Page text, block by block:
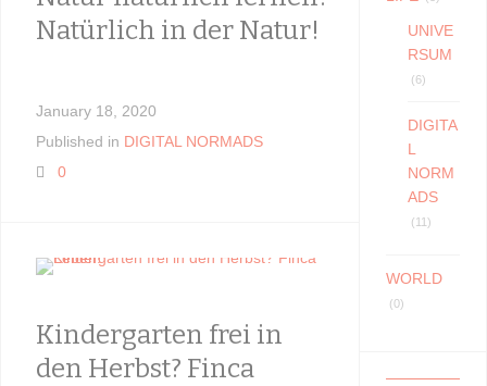
Natürlich in der Natur!
January 18, 2020
Published in DIGITAL NORMADS
0
Published
0
Kindergarten frei in
den Herbst? Finca
UNIVE
RSUM
(6)
DIGITA
L
NORM
ADS
(11)
WORLD
(0)